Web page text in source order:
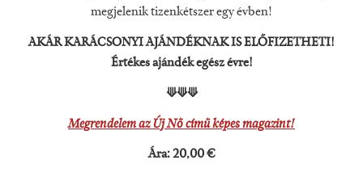
megjelenik tizenkétszer egy évben!
AKÁR KARÁCSONYI AJÁNDÉKNAK IS ELŐFIZETHETI!
Értékes ajándék egész évre!
⟱⟱⟱
Megrendelem az Új Nő című képes magazint!
Ára: 20,00 €